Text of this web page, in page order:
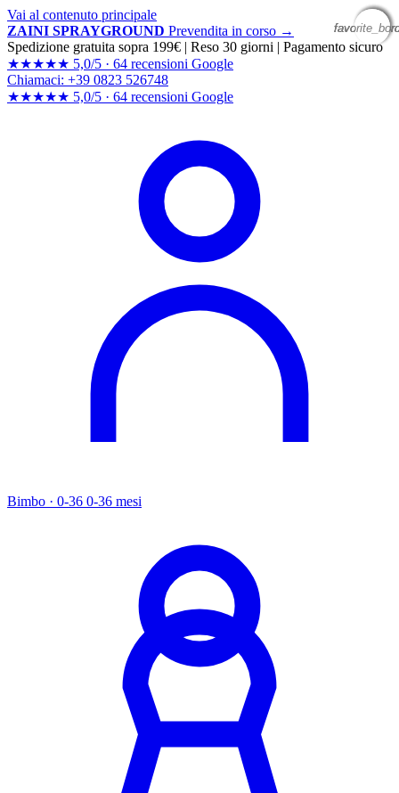
Vai al contenuto principale
ZAINI SPRAYGROUND Prevendita in corso →
Spedizione gratuita sopra 199€ | Reso 30 giorni | Pagamento sicuro
★★★★★ 5,0/5 · 64 recensioni Google
Chiamaci: +39 0823 526748
★★★★★ 5,0/5 · 64 recensioni Google
Bimbo · 0-36 0-36 mesi